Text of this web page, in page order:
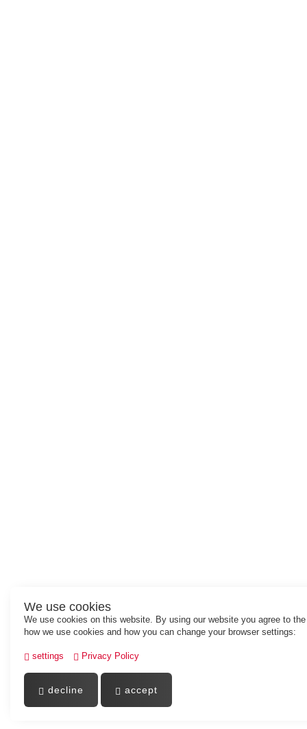
We use cookies
We use cookies on this website. By using our website you agree to
how we use cookies and how you can change your browser settings:
settings Privacy Policy
decline accept